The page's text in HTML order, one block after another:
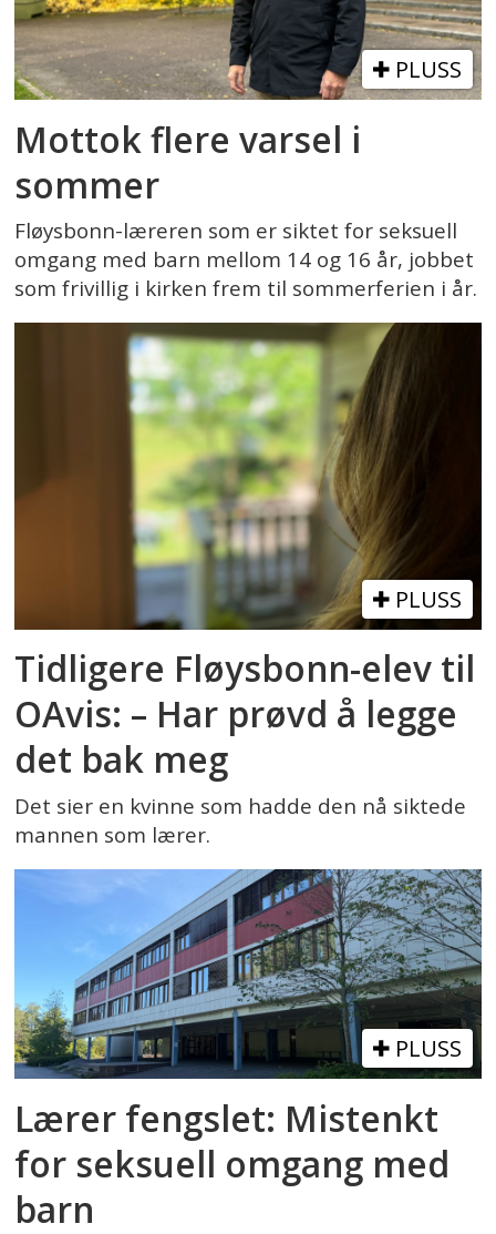
PLUSS
Mottok flere varsel i
sommer
Fløysbonn-læreren som er siktet for seksuell
omgang med barn mellom 14 og 16 år, jobbet
som frivillig i kirken frem til sommerferien i år.
PLUSS
Tidligere Fløysbonn-elev til
OAvis: – Har prøvd å legge
det bak meg
Det sier en kvinne som hadde den nå siktede
mannen som lærer.
PLUSS
Lærer fengslet: Mistenkt
for seksuell omgang med
barn